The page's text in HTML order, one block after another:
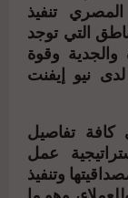
تنفيذ
التي توجد
وقوة
نيو إيفنت
تفاصيل
عمل
وتنفيذ